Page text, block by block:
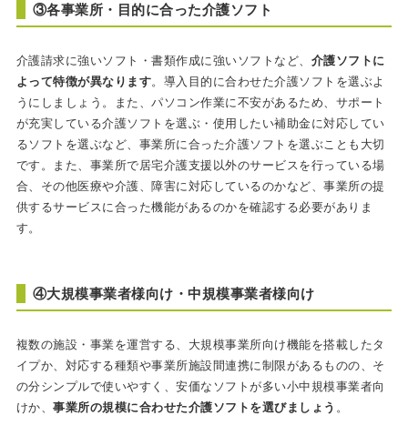
③各事業所・目的に合った介護ソフト
介護請求に強いソフト・書類作成に強いソフトなど、 介護ソフトに
よって特徴が異なります。導入目的に合わせた介護ソフトを選ぶよ
うにしましょう。また、パソコン作業に不安があるため、サポート
が充実している介護ソフトを選ぶ・使用したい補助金に対応してい
るソフトを選ぶなど、事業所に合った介護ソフトを選ぶことも大切
です。また、事業所で居宅介護支援以外のサービスを行っている場
合、その他医療や介護、障害に対応しているのかなど、事業所の提
供するサービスに合った機能があるのかを確認する必要がありま
す。
④大規模事業者様向け・中規模事業者様向け
複数の施設・事業を運営する、大規模事業所向け機能を搭載したタ
イプか、対応する種類や事業所施設間連携に制限があるものの、そ
の分シンプルで使いやすく、安価なソフトが多い小中規模事業者向
けか、事業所の規模に合わせた介護ソフトを選びましょう 。